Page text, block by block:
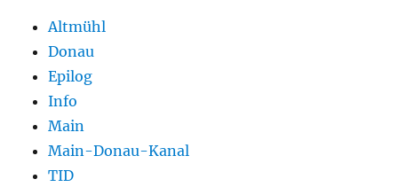
Altmühl
Donau
Epilog
Info
Main
Main-Donau-Kanal
TID